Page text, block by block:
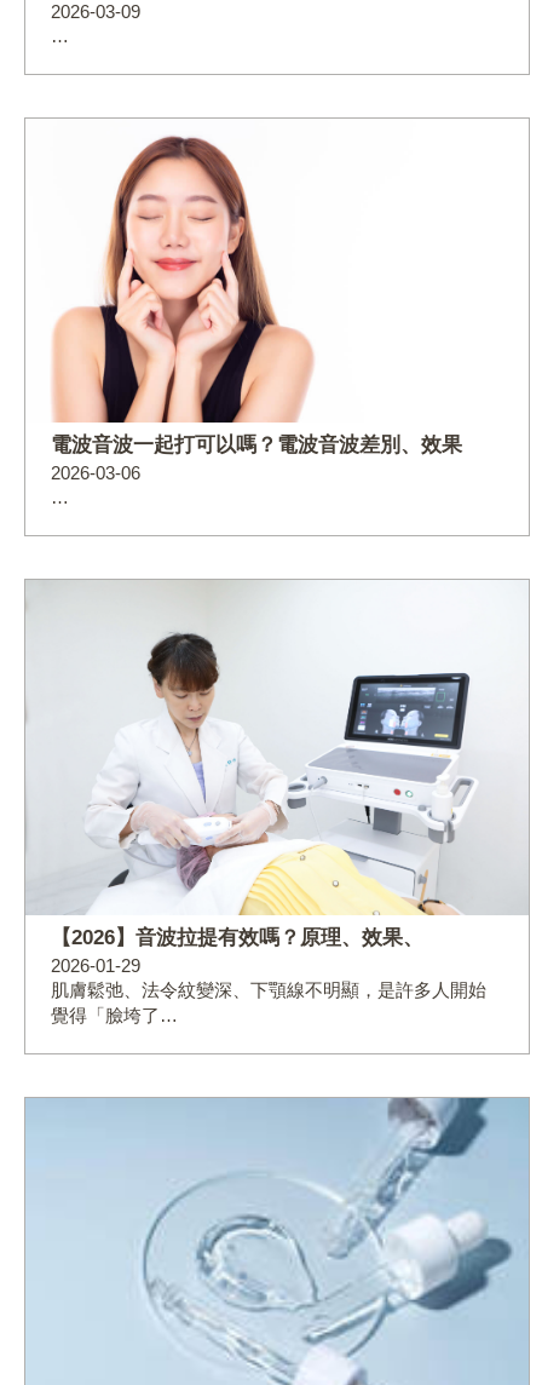
2026-03-09
…
電波音波一起打可以嗎？電波音波差別、效果
2026-03-06
…
【2026】音波拉提有效嗎？原理、效果、
2026-01-29
肌膚鬆弛、法令紋變深、下顎線不明顯，是許多人開始
覺得「臉垮了…